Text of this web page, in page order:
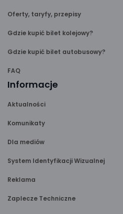
Oferty, taryfy, przepisy
Gdzie kupić bilet kolejowy?
Gdzie kupić bilet autobusowy?
FAQ
Informacje
Aktualności
Komunikaty
Dla mediów
System Identyfikacji Wizualnej
Reklama
Zaplecze Techniczne